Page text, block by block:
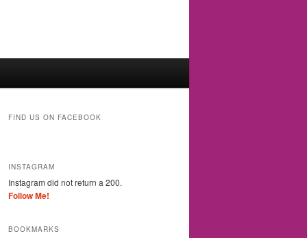
FIND US ON FACEBOOK
INSTAGRAM
Instagram did not return a 200.
Follow Me!
BOOKMARKS